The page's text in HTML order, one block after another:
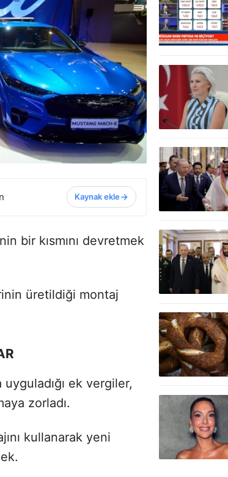
Kaynak ekle
bir kısmını devretmek
üretildiği montaj
ek vergiler,
zorladı.
kullanarak yeni